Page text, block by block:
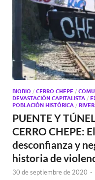
BIOBIO / CERRO CHEPE /
DEVASTACIÓN CAPITALISTA /
POBLACIÓN HISTÓRICA /
PUENTE Y
CERRO CHEPE:
desconfianza y
historia de
30 de septiembre de 2020 -